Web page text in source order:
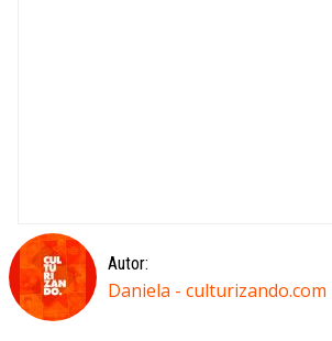
Autor:
Daniela - culturizando.com